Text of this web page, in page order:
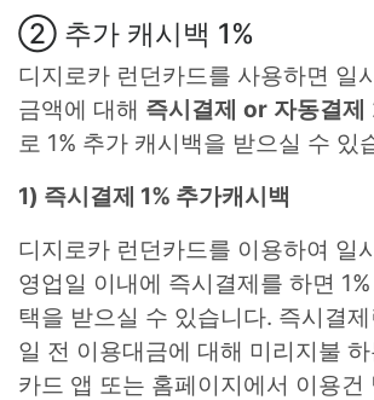
② 추가 캐시백 1%
디지로카 런던카드를 사용하면 일
금액에 대해 즉시결제 or 자동결제
로 1% 추가 캐시백을 받으실 수 있
1) 즉시결제 1% 추가캐시백
디지로카 런던카드를 이용하여 일
영업일 이내에 즉시결제를 하면
택을 받으실 수 있습니다. 즉시결
일 전 이용대금에 대해 미리지불
카드 앱 또는 홈페이지에서 이용건